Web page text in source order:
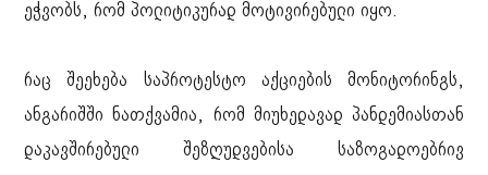
ეჭვობს, რომ პოლიტიკურად მოტივირებული იყო.
რაც შეეხება საპროტესტო აქციების მონიტორინგს,
ანგარიშში ნათქვამია, რომ მიუხედავად პანდემიასთან
დაკავშირებული შეზღუდვებისა საზოგადოებრივ